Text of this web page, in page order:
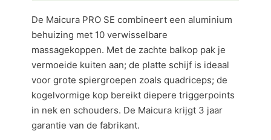
De Maicura PRO SE combineert een aluminium
behuizing met 10 verwisselbare
massagekoppen. Met de zachte balkop pak je
vermoeide kuiten aan; de platte schijf is ideaal
voor grote spiergroepen zoals quadriceps; de
kogelvormige kop bereikt diepere triggerpoints
in nek en schouders. De Maicura krijgt 3 jaar
garantie van de fabrikant.